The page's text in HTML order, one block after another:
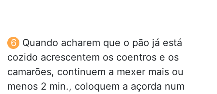
Quando acharem que o pão já está
cozido acrescentem os coentros e os
camarões, continuem a mexer mais ou
menos 2 min., coloquem a açorda num